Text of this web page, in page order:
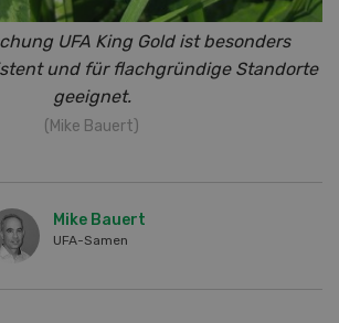
UFA King Gold ist besonders
und für flachgründige Standorte
geeignet.
(Mike Bauert)
Mike Bauert
UFA-Samen